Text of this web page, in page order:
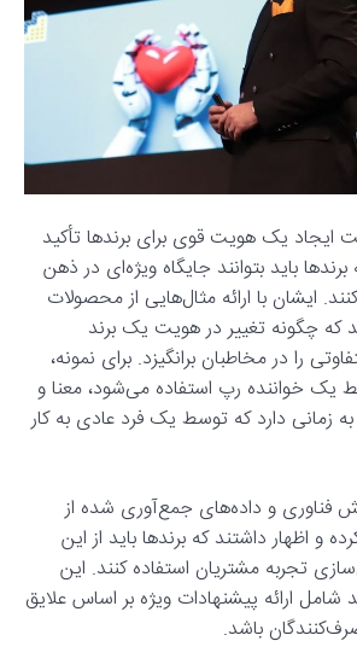
ایجاد یک هویت قوی برای برندها تأکید
باید بتوانند جایگاه ویژه‌ای در ذهن
ایشان با ارائه مثال‌هایی از محصولات
که چگونه تغییر در هویت یک برند
را در مخاطبان برانگیزد. برای نمونه،
یک خواننده رپ استفاده می‌شود، معنا و
دارد که توسط یک فرد عادی به کار
فناوری و داده‌های جمع‌آوری شده از
و اظهار داشتند که برندها باید از این
تجربه مشتریان استفاده کنند. این
ارائه پیشنهادات ویژه بر اساس علایق
باشد.